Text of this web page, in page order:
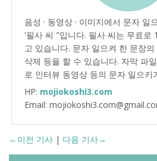
음성 · 동영상 · 이미지에서 문자 일
'필사 씨 "입니다. 필사 씨는 무료로
고 있습니다. 문자 일으켜 한 문장
삭제 등을 할 수 있습니다. 자막 파
로 인터뷰 동영상 등의 문자 일으키
HP: mojiokoshi3.com
Email:
←이전 기사 | 다음 기사→